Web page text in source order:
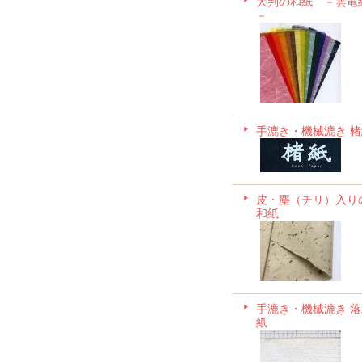
－
手漉き・機械漉き
皮・塵（チリ）入り
和紙
手漉き・機械漉き
紙